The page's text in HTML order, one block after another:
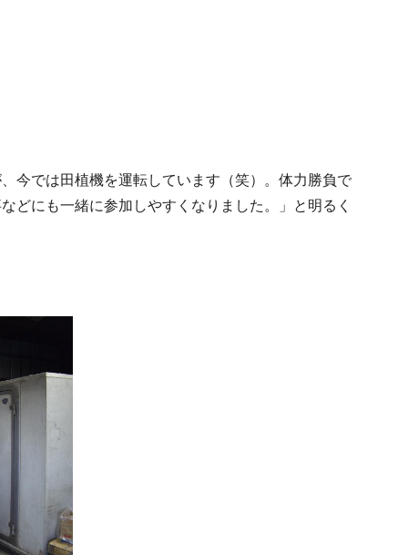
今では田植機を運転しています（笑）。体力勝負で
どにも一緒に参加しやすくなりました。」と明るく